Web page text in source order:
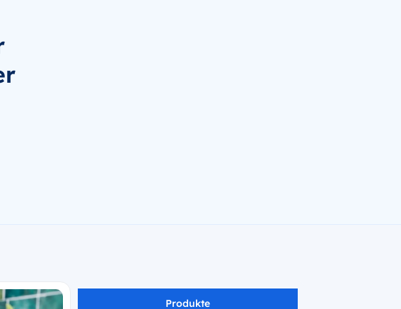
Produkte